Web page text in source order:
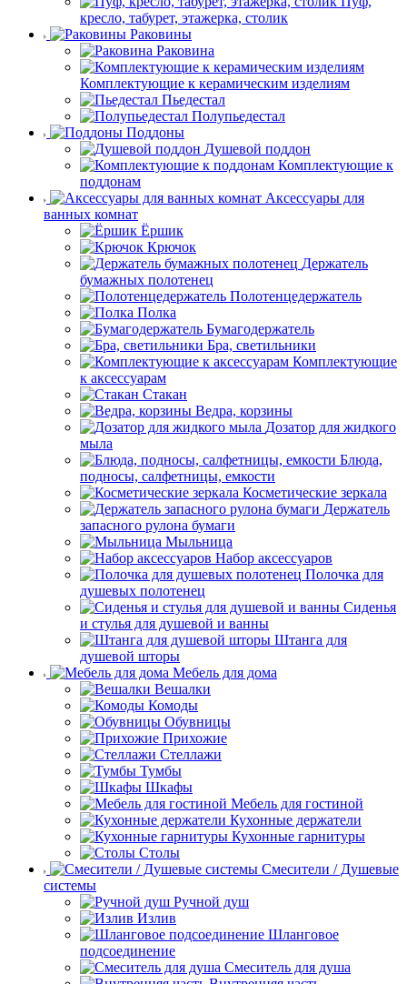
кресло, табурет, этажерка, столик
Раковины
Раковина
Комплектующие к керамическим изделиям
Пьедестал
Полупьедестал
Поддоны
Душевой поддон
Комплектующие к
поддонам
Аксессуары для
ванных комнат
Ёршик
Крючок
Держатель
бумажных полотенец
Полотенцедержатель
Полка
Бумагодержатель
Бра, светильники
Комплектующие
к аксессуарам
Стакан
Ведра, корзины
Дозатор для жидкого
мыла
Блюда,
подносы, салфетницы, емкости
Косметические зеркала
Держатель
запасного рулона бумаги
Мыльница
Набор аксессуаров
Полочка для
душевых полотенец
Сиденья
и стулья для душевой и ванны
Штанга для
душевой шторы
Мебель для дома
Вешалки
Комоды
Обувницы
Прихожие
Стеллажи
Тумбы
Шкафы
Мебель для гостиной
Кухонные держатели
Кухонные гарнитуры
Столы
Смесители / Душевые
системы
Ручной душ
Излив
Шланговое
подсоединение
Смеситель для душа